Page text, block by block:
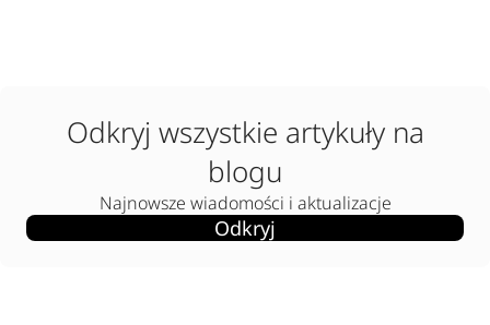
Odkryj wszystkie artykuły na
blogu
Najnowsze wiadomości i aktualizacje
Odkryj